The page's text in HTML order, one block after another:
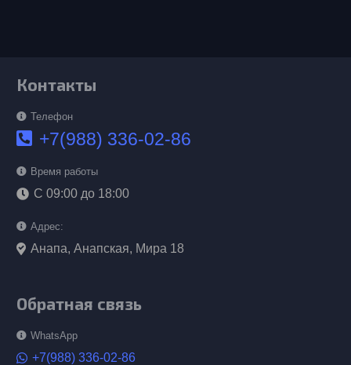
Контакты
Телефон
+7(988) 336-02-86
Время работы
С 09:00 до 18:00
Адрес:
Анапа, Анапская, Мира 18
Обратная связь
WhatsApp
+7(988) 336-02-86